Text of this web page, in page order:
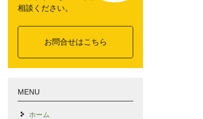
相談ください。
お問合せはこちら
MENU
ホーム